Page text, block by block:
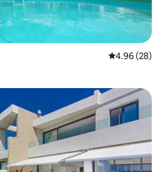
5 ರಲ್ಲಿ 4.96
4.96 (28)